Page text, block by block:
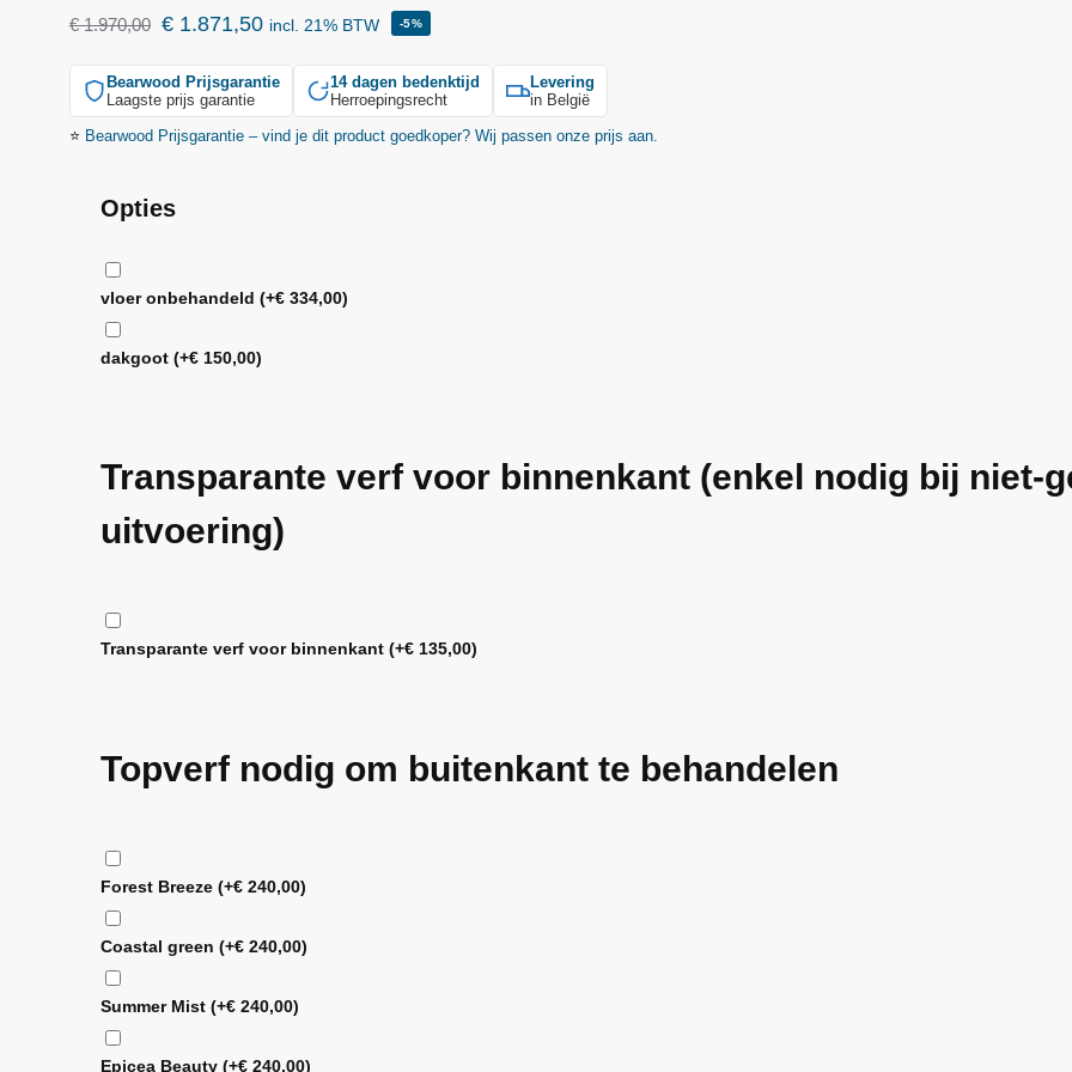
€1.970,00 €1.871,50 incl. 21% BTW -5%
Bearwood Prijsgarantie
Laagste prijs garantie
14 dagen bedenktijd
Herroepingsrecht
Levering
in België
⭐ BearwoodPrijsgarantie – vind je dit product goedkoper? Wij passen onze prijs aan.
Opties
vloer onbehandeld (+€334,00)
dakgoot (+€150,00)
Transparante verf voor binnenkant (enkel nodig bij niet-
uitvoering)
Transparante verf voor binnenkant (+€135,00)
Topverf nodig om buitenkant te behandelen
Forest Breeze (+€240,00)
Coastal green (+€240,00)
Summer Mist (+€240,00)
Epicea Beauty (+€240,00)